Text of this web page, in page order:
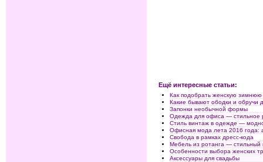
Ещё интересные статьи:
Как подобрать женскую зимнюю
Какие бывают ободки и обручи
Запонки необычной формы
Одежда для офиса — стильное
Стиль винтаж в одежде —
Офисная мода лета 2016 года:
Свобода в рамках дресс-кода
Мебель из ротанга — стильный
Особенности выбора женских
Аксессуары для свадьбы